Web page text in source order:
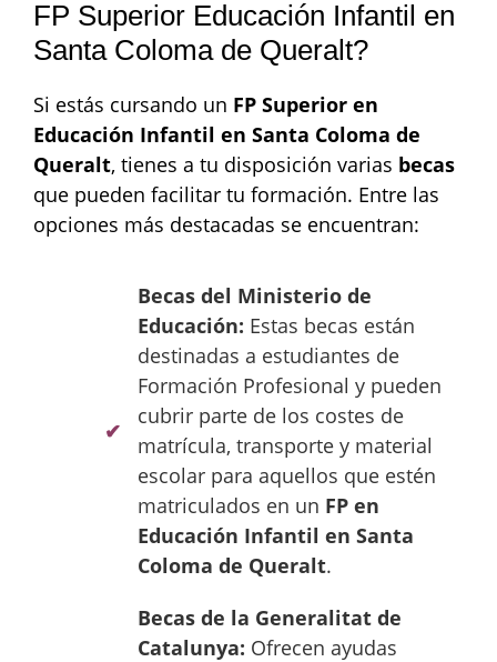
FP Superior Educación Infantil en
Santa Coloma de Queralt?
Si estás cursando un FP Superior en
Educación Infantil en Santa Coloma de
Queralt, tienes a tu disposición varias becas
que pueden facilitar tu formación. Entre las
opciones más destacadas se encuentran:
Becas del Ministerio de
Educación: Estas becas están
destinadas a estudiantes de
Formación Profesional y pueden
cubrir parte de los costes de
matrícula, transporte y material
escolar para aquellos que estén
matriculados en un FP en
Educación Infantil en Santa
Coloma de Queralt.
Becas de la Generalitat de
Catalunya: Ofrecen ayudas